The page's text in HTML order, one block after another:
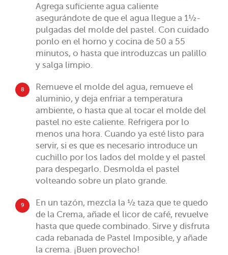
Agrega suficiente agua caliente
asegurándote de que el agua llegue a 1½-
pulgadas del molde del pastel. Con cuidado
ponlo en el horno y cocina de 50 a 55
minutos, o hasta que introduzcas un palillo
y salga limpio.
8
Remueve el molde del agua, remueve el
aluminio, y deja enfriar a temperatura
ambiente, o hasta que al tocar el molde del
pastel no este caliente. Refrigera por lo
menos una hora. Cuando ya esté listo para
servir, si es que es necesario introduce un
cuchillo por los lados del molde y el pastel
para despegarlo. Desmolda el pastel
volteando sobre un plato grande.
9
En un tazón, mezcla la ½ taza que te quedo
de la Crema, añade el licor de café, revuelve
hasta que quede combinado. Sirve y disfruta
cada rebanada de Pastel Imposible, y añade
la crema. ¡Buen provecho!